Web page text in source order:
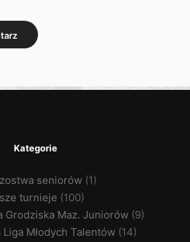
Kategorie
seniorów(1)
turnieje (100)
Grodziska Maz. Juniorów (9)
Liga Młodych Talentów (14)